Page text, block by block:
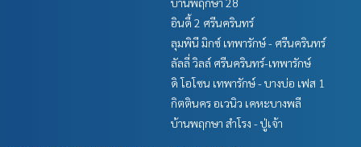
อินดี้ 2 ศรีนครินทร์
ลุมพินี มิกซ์ เทพารักษ์ - ศรีนครินทร์
ลัลลี่ วิลล์ ศรีนครินทร์-เทพารักษ์
ดิ โอโซน เทพารักษ์ - บางบ่อ เฟส 1
กิตตินคร อเวนิว เคหะบางพลี
บ้านพฤกษา สำโรง - ปู่เจ้า